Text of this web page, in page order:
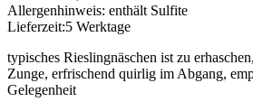
Allergenhinweis: enthält Sulfite
Lieferzeit:5 Werktage
typisches Rieslingnäschen ist zu
Zunge, erfrischend quirlig im Abgang,
Gelegenheit